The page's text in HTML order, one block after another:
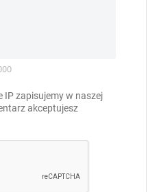
IP zapisujemy w naszej
akceptujesz